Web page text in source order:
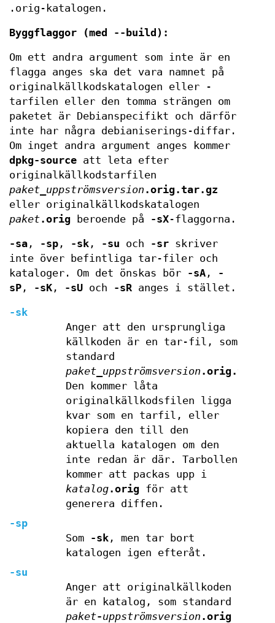
.orig-katalogen.
Byggflaggor (med --build):
Om ett andra argument som inte är en
flagga anges ska det vara namnet på
originalkällkodskatalogen eller -
tarfilen eller den tomma strängen om
paketet är Debianspecifikt och därför
inte har några debianiserings-diffar.
Om inget andra argument anges kommer
dpkg-source att leta efter
originalkällkodstarfilen
paket uppströmsversion .orig.tar.gz
eller originalkällkodskatalogen
paket.orig beroende på -sX-flaggorna.
-sa , -sp , -sk , -su och -sr skriver
inte över befintliga tar-filer och
kataloger. Om det önskas bör
-sA ,
-
sP , -sK , -sU och -sR anges i stället.
-sk
Anger att den ursprungliga
källkoden är en tar-fil, som
standard
paket_ uppströmsversion .orig.tar.
Den kommer låta
originalkällkodsfilen ligga
kvar som en tarfil, eller
kopiera den till den
aktuella katalogen om den
inte redan är där. Tarbollen
kommer att packas upp i
katalog.origför att
generera diffen.
-sp
Som
-sk, men tar bort
katalogen igen efteråt.
-su
Anger att originalkällkoden
är en katalog, som standard
paket-uppströmsversion .orig